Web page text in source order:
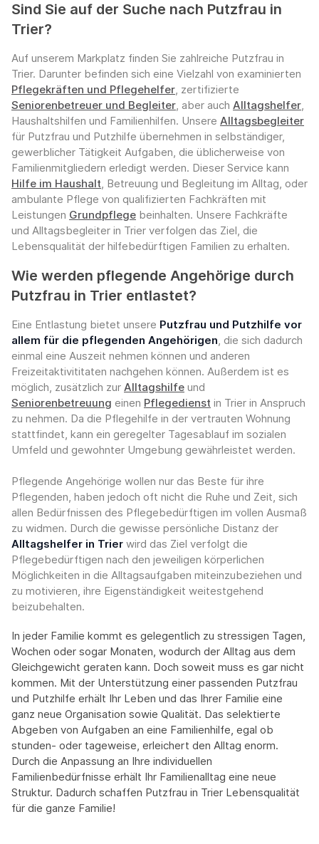
Sind Sie auf der Suche nach Putzfrau in
Trier?
Auf unserem Markplatz finden Sie zahlreiche Putzfrau in
Trier. Darunter befinden sich eine Vielzahl von examinierten
Pflegekräften und Pflegehelfer, zertifizierte
Seniorenbetreuer und Begleiter, aber auch Alltagshelfer,
Haushaltshilfen und Familienhilfen. Unsere Alltagsbegleiter
für Putzfrau und Putzhilfe übernehmen in selbständiger,
gewerblicher Tätigkeit Aufgaben, die üblicherweise von
Familienmitgliedern erledigt werden. Dieser Service kann
Hilfe im Haushalt, Betreuung und Begleitung im Alltag, oder
ambulante Pflege von qualifizierten Fachkräften mit
Leistungen Grundpflege beinhalten. Unsere Fachkräfte
und Alltagsbegleiter in Trier verfolgen das Ziel, die
Lebensqualität der hilfebedürftigen Familien zu erhalten.
Wie werden pflegende Angehörige durch
Putzfrau in Trier entlastet?
Eine Entlastung bietet unsere Putzfrau und Putzhilfe vor
allem für die pflegenden Angehörigen, die sich dadurch
einmal eine Auszeit nehmen können und anderen
Freizeitaktivititaten nachgehen können. Außerdem ist es
möglich, zusätzlich zur Alltagshilfe und
Seniorenbetreuung einen Pflegedienst in Trier in Anspruch
zu nehmen. Da die Pflegehilfe in der vertrauten Wohnung
stattfindet, kann ein geregelter Tagesablauf im sozialen
Umfeld und gewohnter Umgebung gewährleistet werden.
Pflegende Angehörige wollen nur das Beste für ihre
Pflegenden, haben jedoch oft nicht die Ruhe und Zeit, sich
allen Bedürfnissen des Pflegebedürftigen im vollen Ausmaß
zu widmen. Durch die gewisse persönliche Distanz der
Alltagshelfer in Trier wird das Ziel verfolgt die
Pflegebedürftigen nach den jeweiligen körperlichen
Möglichkeiten in die Alltagsaufgaben miteinzubeziehen und
zu motivieren, ihre Eigenständigkeit weitestgehend
beizubehalten.
In jeder Familie kommt es gelegentlich zu stressigen Tagen,
Wochen oder sogar Monaten, wodurch der Alltag aus dem
Gleichgewicht geraten kann. Doch soweit muss es gar nicht
kommen. Mit der Unterstützung einer passenden Putzfrau
und Putzhilfe erhält Ihr Leben und das Ihrer Familie eine
ganz neue Organisation sowie Qualität. Das selektierte
Abgeben von Aufgaben an eine Familienhilfe, egal ob
stunden- oder tageweise, erleichert den Alltag enorm.
Durch die Anpassung an Ihre individuellen
Familienbedürfnisse erhält Ihr Familienalltag eine neue
Struktur. Dadurch schaffen Putzfrau in Trier Lebensqualität
für die ganze Familie!